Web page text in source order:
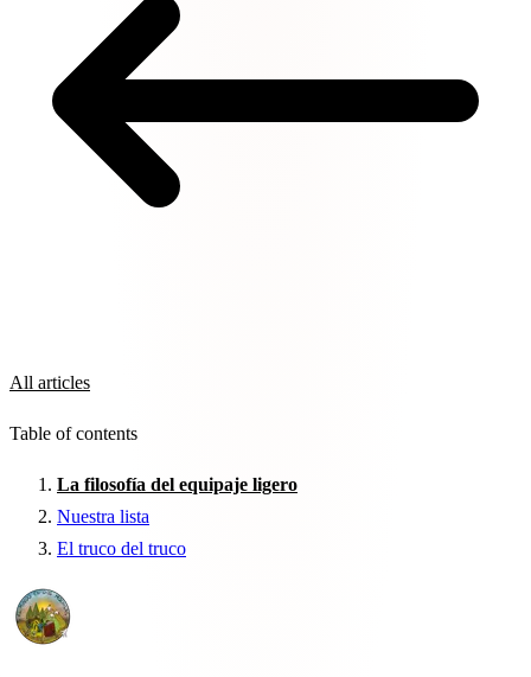
All articles
Table of contents
La filosofía del equipaje ligero
Nuestra lista
El truco del truco